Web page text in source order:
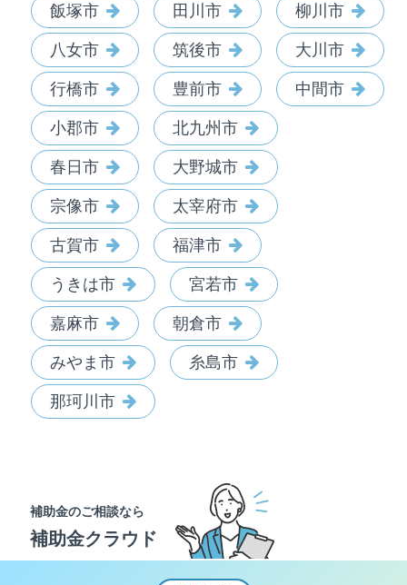
飯塚市 田川市 柳川市
八女市 筑後市 大川市
行橋市 豊前市 中間市
小郡市 北九州市
春日市 大野城市
宗像市 太宰府市
古賀市 福津市
うきは市 宮若市
嘉麻市 朝倉市
みやま市 糸島市
那珂川市
補助金のご相談なら
補助金クラウド